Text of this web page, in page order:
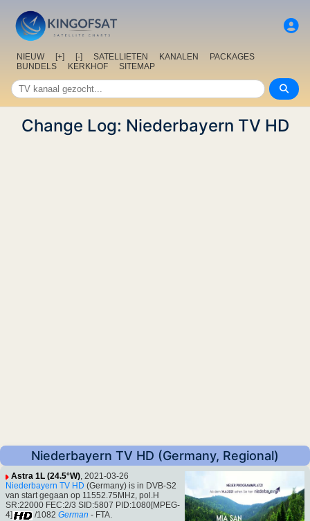
NIEUW [+] [-] SATELLIETEN KANALEN
PACKAGES
BUNDELS
KERKHOF SITEMAP
Change Log: Niederbayern TV HD
Niederbayern TV HD (Germany, Regional)
Astra 1L (24.5°W), 2021-03-26
Niederbayern TV HD (Germany) is in DVB-S2
van start gegaan op 11552.75MHz, pol.H
SR:22000 FEC:2/3 SID:5807 PID:1080[MPEG-
4]
/1082 German - FTA.